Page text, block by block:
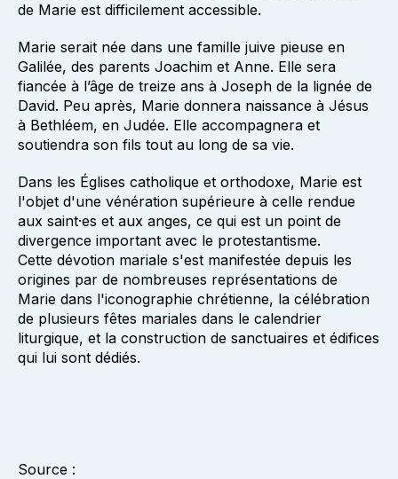
de Marie est difficilement accessible.
Marie serait née dans une famille juive pieuse en
Galilée, des parents Joachim et Anne. Elle sera
fiancée à l’âge de treize ans à Joseph de la lignée de
David. Peu après, Marie donnera naissance à Jésus
à Bethléem, en Judée. Elle accompagnera et
soutiendra son fils tout au long de sa vie.
Dans les Églises catholique et orthodoxe, Marie est
l'objet d'une vénération supérieure à celle rendue
aux saint·es et aux anges, ce qui est un point de
divergence important avec le protestantisme.
Cette dévotion mariale s'est manifestée depuis les
origines par de nombreuses représentations de
Marie dans l'iconographie chrétienne, la célébration
de plusieurs fêtes mariales dans le calendrier
liturgique, et la construction de sanctuaires et édifices
qui lui sont dédiés.
Source :